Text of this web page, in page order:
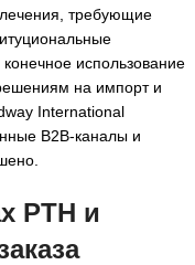
требующие
использование
на импорт и
International
B2B-каналы и
PTH и